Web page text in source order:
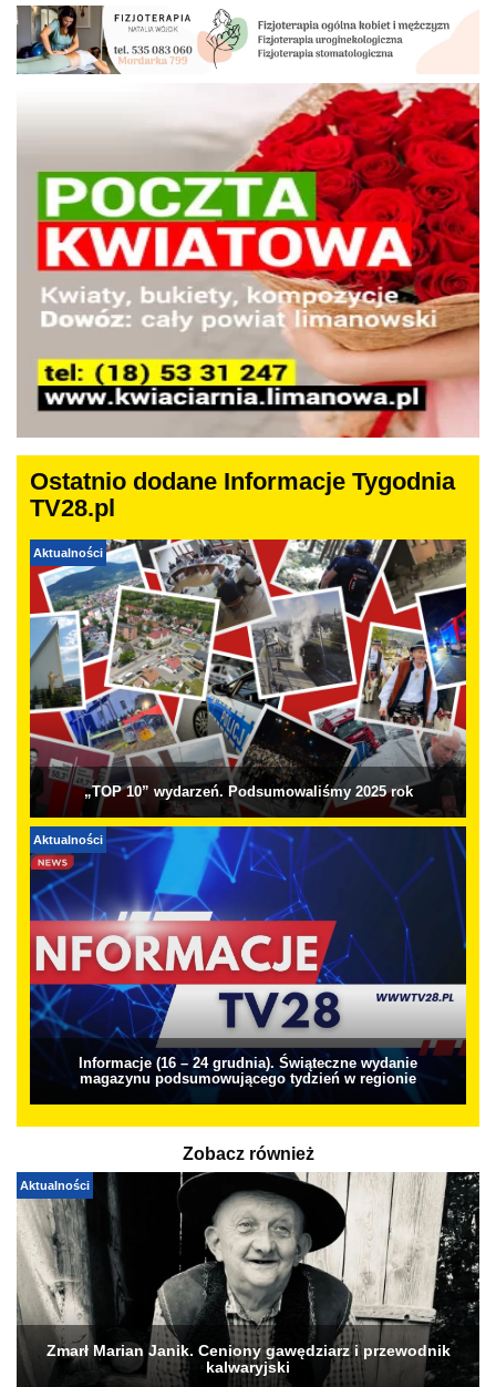
Ostatnio dodane Informacje Tygodnia
TV28.pl
Aktualności
„TOP 10” wydarzeń. Podsumowaliśmy 2025 rok
Aktualności
Informacje (16 – 24 grudnia). Świąteczne wydanie
magazynu podsumowującego tydzień w regionie
Zobacz również
Aktualności
Zmarł Marian Janik. Ceniony gawędziarz i przewodnik
kalwaryjski